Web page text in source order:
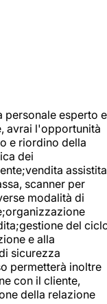
personale esperto e
avrai l'opportunità
e riordino della
dei
assistita
scanner per
modalità di
del
e alla
sicurezza
permetterà inoltre
con il cliente,
della relazione